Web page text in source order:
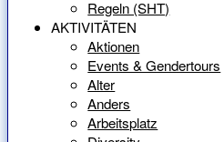
Regeln (SHT)
AKTIVITÄTEN
Aktionen
Events & Gendertours
Alter
Anders
Arbeitsplatz